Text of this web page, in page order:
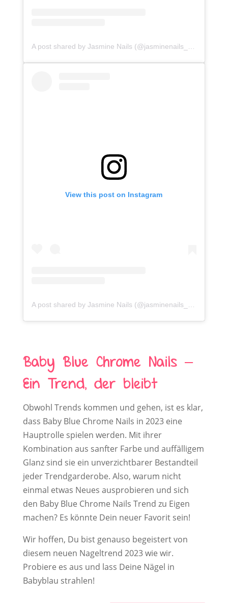
View this post on Instagram
Baby Blue Chrome Nails –
Ein Trend, der bleibt
Obwohl Trends kommen und gehen, ist es klar,
dass Baby Blue Chrome Nails in 2023 eine
Hauptrolle spielen werden. Mit ihrer
Kombination aus sanfter Farbe und auffälligem
Glanz sind sie ein unverzichtbarer Bestandteil
jeder Trendgarderobe. Also, warum nicht
einmal etwas Neues ausprobieren und sich
den Baby Blue Chrome Nails Trend zu Eigen
machen? Es könnte Dein neuer Favorit sein!
Wir hoffen, Du bist genauso begeistert von
diesem neuen Nageltrend 2023 wie wir.
Probiere es aus und lass Deine Nägel in
Babyblau strahlen!